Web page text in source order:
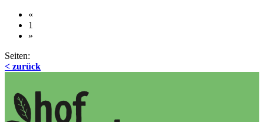
«
1
»
Seiten:
< zurück